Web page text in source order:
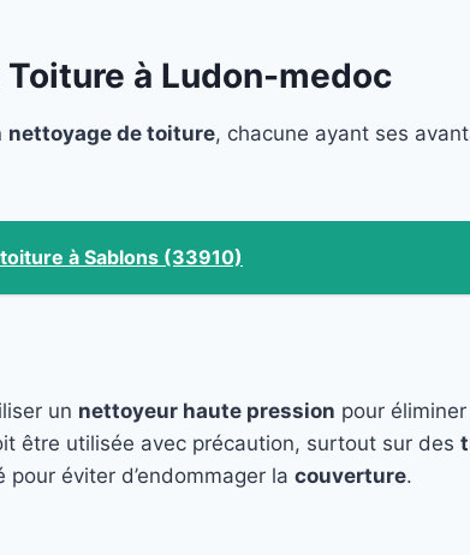
à Ludon-medoc
nettoyage de toiture, chacune ayant ses
à Sablons (33910)
un nettoyeur haute pression pour
être utilisée avec précaution, surtout sur des
pour éviter d’endommager la couverture.